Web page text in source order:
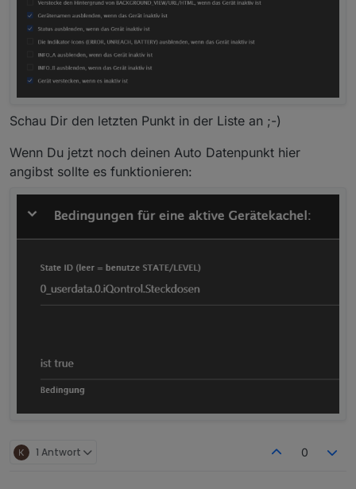
Schau Dir den letzten Punkt in der Liste an ;-)
Wenn Du jetzt noch deinen Auto Datenpunkt hier
angibst sollte es funktionieren:
1 Antwort 0